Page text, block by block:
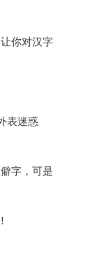
你对汉字
表迷惑
字，可是